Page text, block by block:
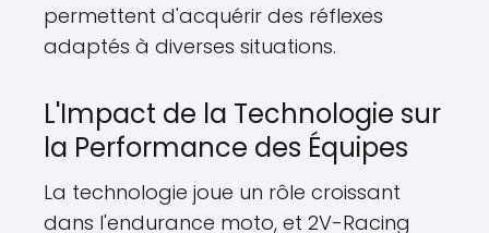
permettent d'acquérir des réflexes
adaptés à diverses situations.
L'Impact de la Technologie sur
la Performance des Équipes
La technologie joue un rôle croissant
dans l'endurance moto, et 2V-Racing